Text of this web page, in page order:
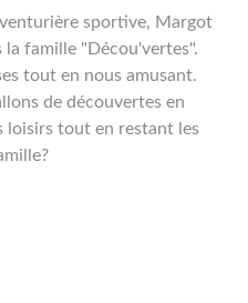
sportive, Margot
la famille "Décou'vertes".
tout en nous amusant.
de découvertes en
loisirs tout en restant les